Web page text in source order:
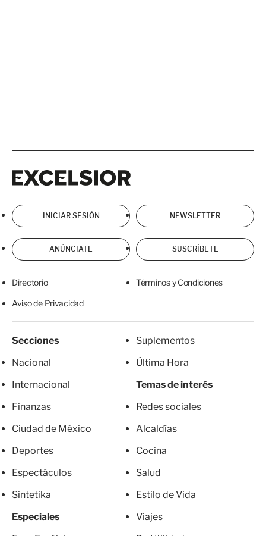
INICIAR SESIÓN NEWSLETTER
ANÚNCIATE SUSCRÍBETE
Directorio Términos y Condiciones
Aviso de Privacidad
Secciones
Nacional
Internacional
Finanzas
Ciudad de México
Deportes
Espectáculos
Sintetika
Especiales
Suplementos
Última Hora
Temas de interés
Redes sociales
Alcaldías
Cocina
Salud
Estilo de Vida
Viajes